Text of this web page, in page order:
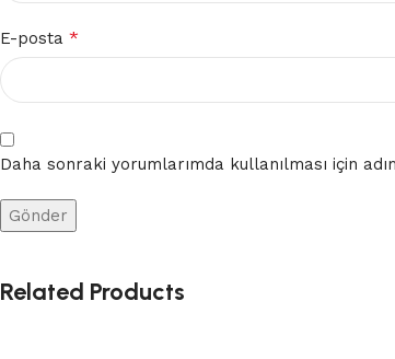
E-posta *
Daha sonraki yorumlarımda kullanılması için
Related Products